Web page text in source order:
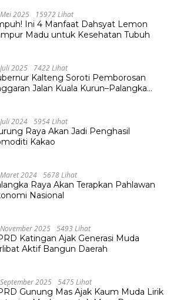
2025 15972 Lihat
Ini 4 Manfaat Dahsyat Lemon
Madu untuk Kesehatan Tubuh
2025 7422 Lihat
Kalteng Soroti Pemborosan
Jalan Kuala Kurun–Palangka
2024 5954 Lihat
Raya Akan Jadi Penghasil
Kakao
2024 5678 Lihat
Raya Akan Terapkan Pahlawan
Nasional
2025 5493 Lihat
Katingan Ajak Generasi Muda
Aktif Bangun Daerah
2025 5475 Lihat
Gunung Mas Ajak Kaum Muda Lirik